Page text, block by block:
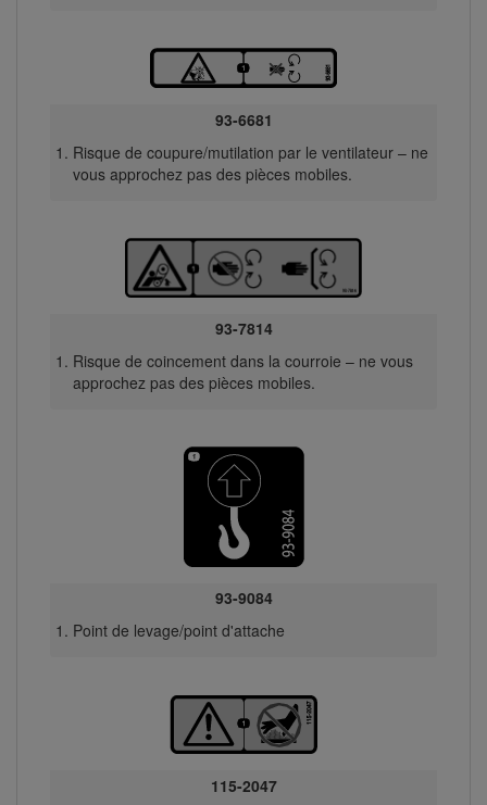
93-6681
Risque de coupure/mutilation par le ventilateur – ne
vous approchez pas des pièces mobiles.
93-7814
Risque de coincement dans la courroie – ne vous
approchez pas des pièces mobiles.
93-9084
Point de levage/point d'attache
115-2047